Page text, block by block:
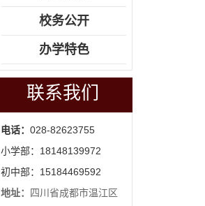
校务公开
办学特色
联系我们
电话： 028-82623755
小学部：18148139972
初中部：15184469592
地址：
四川省成都市温江区